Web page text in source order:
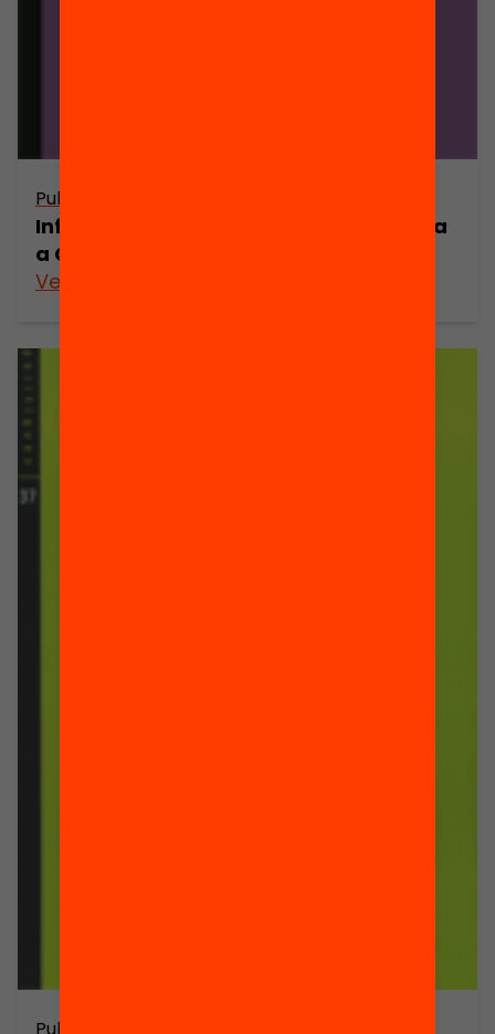
Publicació
Informe sobre l’estat de la democràcia
a Catalunya 2007
Veure’n més
Publicació